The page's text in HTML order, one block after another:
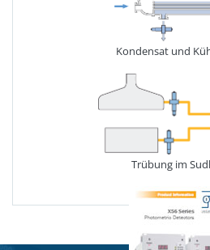
Kondensat und
Trübung im